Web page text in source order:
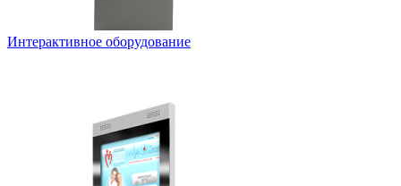
Интерактивное оборудование